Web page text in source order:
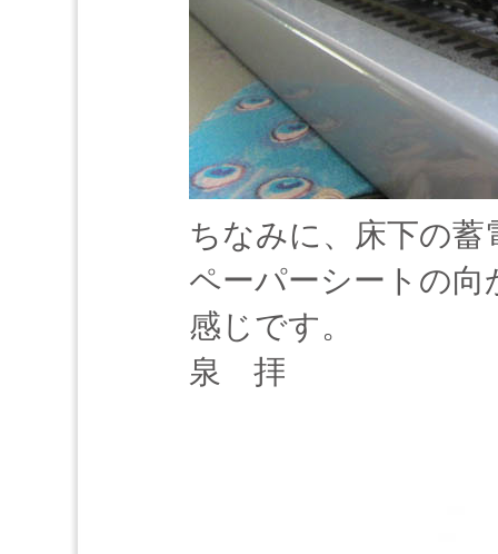
ちなみに、床下の蓄
ペーパーシートの
感じです。
泉 拝